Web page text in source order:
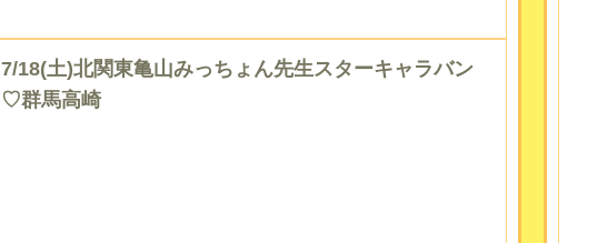
7/18(土)北関東亀山みっちょん先生スターキャラバン
♡群馬高崎